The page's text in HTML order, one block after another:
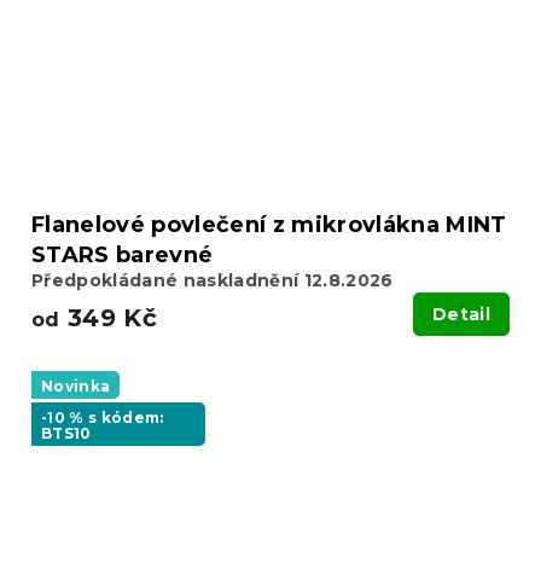
Flanelové povlečení z mikrovlákna MINT
STARS barevné
Předpokládané naskladnění 12.8.2026
od 349 Kč Detail
Novinka
-10 % s kódem:
BTS10